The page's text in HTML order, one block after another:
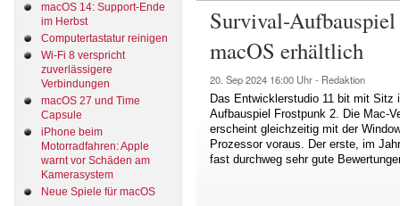
macOS 14: Support-Ende
im Herbst
Computertastatur reinigen
Wi-Fi 8 verspricht
zuverlässigere
Verbindungen
macOS 27 und Time
Capsule
iPhone beim
Motorradfahren: Apple
warnt vor Schäden am
Kamerasystem
Neue Spiele für macOS
Survival-
macOS erhältlich
20. Sep 2024 16:00 Uhr - Redaktion
Das Entwicklerstudio 11 bit mit
Aufbauspiel Frostpunk 2. Die Mac-
erscheint gleichzeitig mit der
Prozessor voraus. Der erste, im
fast durchweg sehr gute